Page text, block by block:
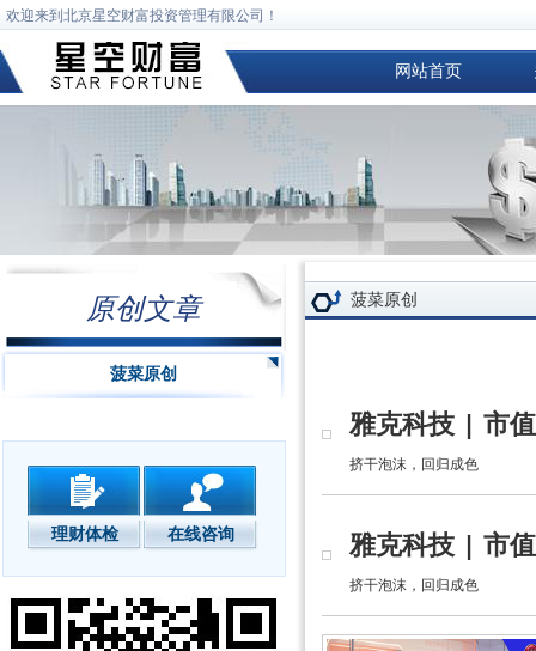
欢迎来到北京星空财富投资管理有限公司！
网站首页
原创文章
菠菜原创
理财体检 在线咨询
菠菜原创
雅克科技 | 市
挤干泡沫，回归成色
雅克科技 | 市
挤干泡沫，回归成色